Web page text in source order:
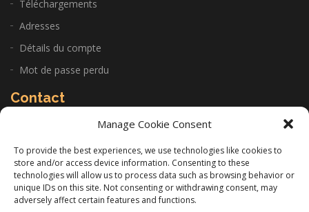
Manage Cookie Consent
To provide the best experiences, we use technologies like cookies to
store and/or access device information. Consenting to these
technologies will allow us to process data such as browsing behavior or
unique IDs on this site. Not consenting or withdrawing consent, may
adversely affect certain features and functions.
Téléchargements
Adresses
Détails du compte
Mot de passe perdu
Contact
06 11 14 97 26
infos@gilles-lacourt.com